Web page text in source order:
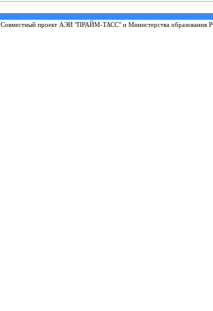
Совместный проект АЭИ "ПРАЙМ-ТАСС" и Министерства образования